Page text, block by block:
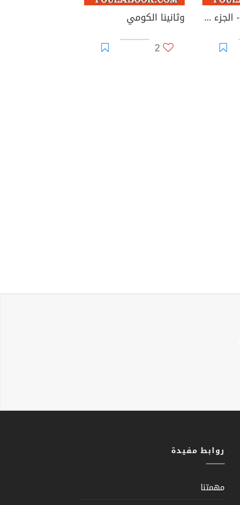
الضربة القاضية - الجزء الثالث - سلسلة رجل المستحيل
وثانينا الكومي
2
روابط مفيدة
مهمتنا